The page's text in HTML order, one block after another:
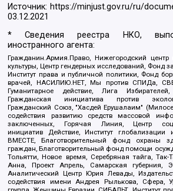
Источник: https://minjust.gov.ru/ru/
03.12.2021
* Сведения реестра НКО,
иностранного агента:
Гражданин.Армия.Право, Нижегородский
культуры, Центр гендерных исследований, Фонд
Институт права и публичной политики, Фонд
врачей, НАСИЛИЮ.НЕТ, Мы против СПИДа,
Гуманитарное действие, Лига
Гражданская инициатива против
Гражданский Союз, "Хасдей Ерушалаим"
содействия развитию средств массовой
заключенных, Горячая Линия, Центр
инициатив Действие, Институт
ВМЕСТЕ, Благотворительный фонд охраны
граждан, Благотворительный фонд помощи
Тольятти, Новое время, Серебряная тайга, Так-
Анна, Проект Апрель, Самарская губерния,
Аналитический Центр Юрия Левады,
содействия имени Андрея Рылькова, Сфера,